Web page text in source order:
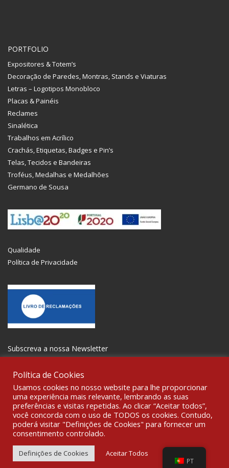
PORTFOLIO
Expositores & Totem’s
Decoração de Paredes, Montras, Stands e Viaturas
Letras – Logotipos Monobloco
Placas & Painéis
Reclames
Sinalética
Trabalhos em Acrílico
Crachás, Etiquetas, Badges e Pin’s
Telas, Tecidos e Bandeiras
Troféus, Medalhas e Medalhões
Germano de Sousa
Qualidade
Política de Privacidade
Subscreva a nossa Newsletter
SOCIALIZE
© 2021 All rights reserved Gravoplot-Gravação,Impressão e
Sinalética Lda. WebDesign:
Fibra Design.
Política de Cookies
Usamos cookies no nosso website para lhe proporcionar
uma experiência mais relevante, lembrando as suas
preferências e visitas repetidas. Ao clicar “Aceitar todos”,
você concorda com o uso de TODOS os cookies. Contudo,
poderá visitar "Definições de Cookies" para fornecer um
consentimento controlado.
Definições de Cookies Aceitar Todos
PT